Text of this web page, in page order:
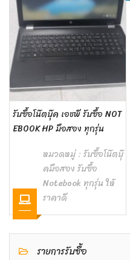
รับซื้อโน๊ตบุ๊ค เอชพี รับซื้อ NOT
EBOOK HP มือสอง ทุกรุ่น
หมวดหมู่ : รับซื้อโน๊ตบุ๊
คมือสอง รับซื้อ
Notebook ทุกรุ่น ให้
ราคาดี
รายการรับซื้อ